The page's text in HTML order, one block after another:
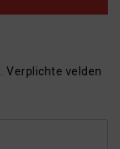
Verplichte velden